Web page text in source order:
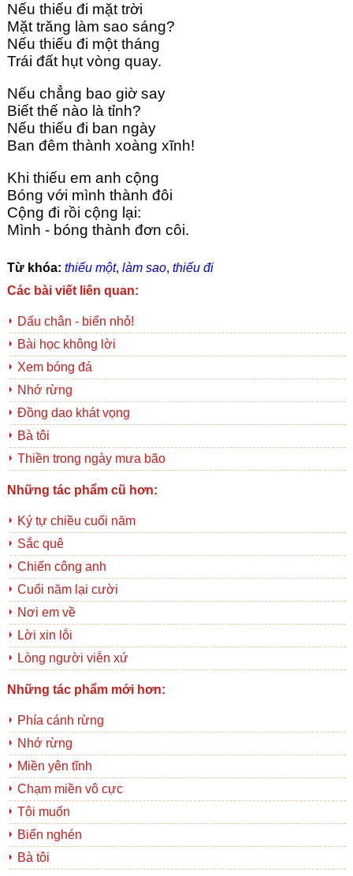
Nếu thiếu đi mặt trời
Mặt trăng làm sao sáng?
Nếu thiếu đi một tháng
Trái đất hụt vòng quay.
Nếu chẳng bao giờ say
Biết thế nào là tỉnh?
Nếu thiếu đi ban ngày
Ban đêm thành xoàng xĩnh!
Khi thiếu em anh cộng
Bóng với mình thành đôi
Cộng đi rồi cộng lại:
Mình - bóng thành đơn côi.
Từ khóa: thiếu một, làm sao, thiếu đi
Các bài viết liên quan:
Dấu chân - biển nhỏ!
Bài học không lời
Xem bóng đá
Nhớ rừng
Đồng dao khát vọng
Bà tôi
Thiền trong ngày mưa bão
Những tác phẩm cũ hơn:
Ký tự chiều cuối năm
Sắc quê
Chiến công anh
Cuối năm lại cười
Nơi em về
Lời xin lỗi
Lòng người viễn xứ
Những tác phẩm mới hơn:
Phía cánh rừng
Nhớ rừng
Miền yên tĩnh
Chạm miền vô cực
Tôi muốn
Biển nghén
Bà tôi